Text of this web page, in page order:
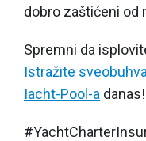
dobro zaštićeni od
Spremni da
Istražite
Iacht-Pool-a danas!